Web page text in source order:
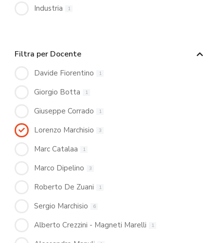
Industria 1
Filtra per Docente
Davide Fiorentino 1
Giorgio Botta 1
Giuseppe Corrado 1
Lorenzo Marchisio 3
Marc Catalaa 1
Marco Dipelino 3
Roberto De Zuani 1
Sergio Marchisio 6
Alberto Crezzini - Magneti Marelli 1